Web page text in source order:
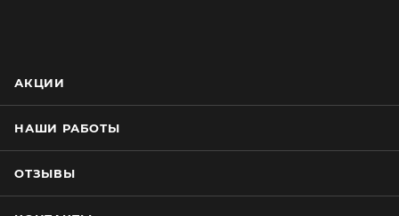
Высококачественная микрофибра имеет множество
целостность оригинального материала руля.
форму. Форму оплётки, на протяжении всего срока
АКЦИИ
НАШИ РАБОТЫ
ОТЗЫВЫ